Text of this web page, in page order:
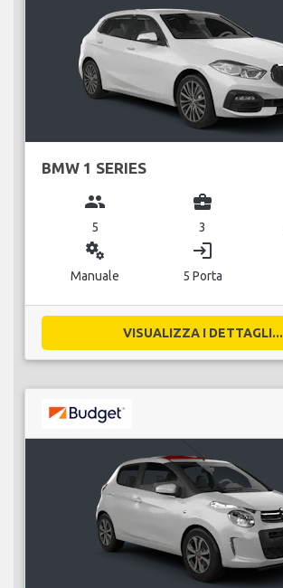
BMW 1 SERIES
group
5
business_center
3
miscellaneous_services
Manuale
login
5 Porta
VISUALIZZA I DETTAGLI...